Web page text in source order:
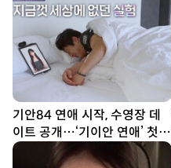
기안84 연애 시작, 수영장 데
이트 공개…‘기이안 연애’ 첫
티저